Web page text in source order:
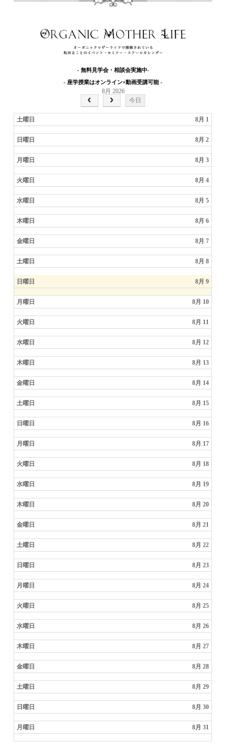
- 無料見学会・相談会実施中-
- 座学授業はオンライン×動画受講可能 -
8月 2026
今日
土曜日 8月 1
日曜日 8月 2
月曜日 8月 3
火曜日 8月 4
水曜日 8月 5
木曜日 8月 6
金曜日 8月 7
土曜日 8月 8
日曜日 8月 9
月曜日 8月 10
火曜日 8月 11
水曜日 8月 12
木曜日 8月 13
金曜日 8月 14
土曜日 8月 15
日曜日 8月 16
月曜日 8月 17
火曜日 8月 18
水曜日 8月 19
木曜日 8月 20
金曜日 8月 21
土曜日 8月 22
日曜日 8月 23
月曜日 8月 24
火曜日 8月 25
水曜日 8月 26
木曜日 8月 27
金曜日 8月 28
土曜日 8月 29
日曜日 8月 30
月曜日 8月 31